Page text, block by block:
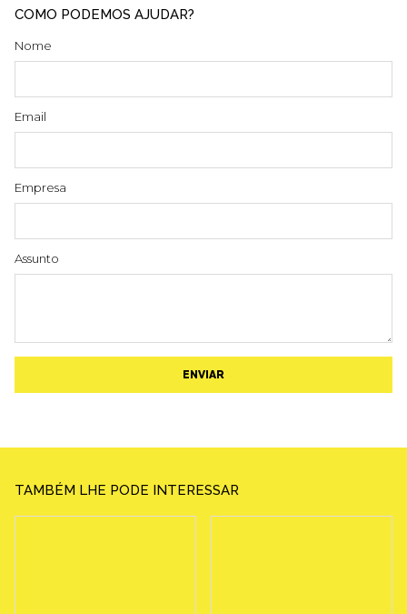
COMO PODEMOS AJUDAR?
Nome
Email
Empresa
Assunto
ENVIAR
TAMBÉM LHE PODE INTERESSAR